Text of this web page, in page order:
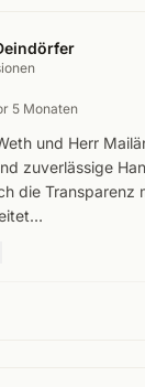
5 Monaten
und Herr
zuverlässige
die Transparenz